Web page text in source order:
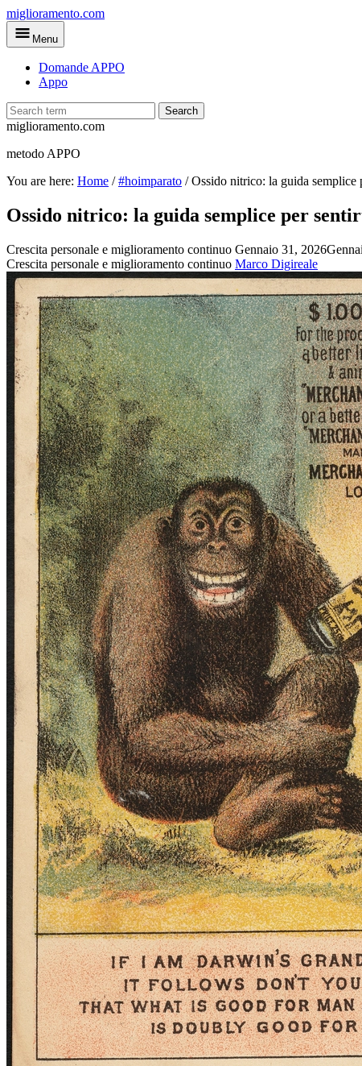
Skip
to
main
miglioramento.com
Menu
Domande APPO
Appo
Search
miglioramento.com
metodo APPO
You are here: Home /#hoimparato /Ossido nitrico: la guida semplice
Ossido nitrico: la guida semplice per
Crescita personale e miglioramento continuo Gennaio 31, 2026
Crescita personale e miglioramento continuo Marco Digireale